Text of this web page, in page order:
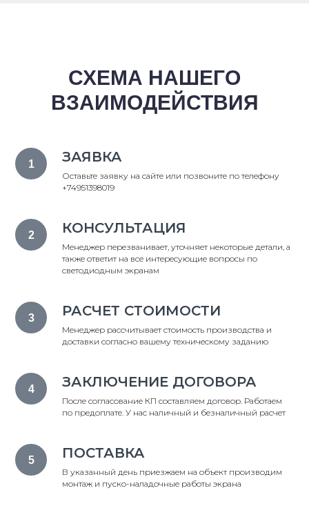
СХЕМА НАШЕГО
ВЗАИМОДЕЙСТВИЯ
ЗАЯВКА
Оставьте заявку на сайте или позвоните по телефону
+74951398019
КОНСУЛЬТАЦИЯ
Менеджер перезванивает, уточняет некоторые детали, а
также ответит на все интересующие вопросы по
светодиодным экранам
РАСЧЕТ СТОИМОСТИ
Менеджер рассчитывает стоимость производства и
доставки согласно вашему техническому заданию
ЗАКЛЮЧЕНИЕ ДОГОВОРА
После согласование КП составляем договор. Работаем
по предоплате. У нас наличный и безналичный расчет
ПОСТАВКА
В указанный день приезжаем на объект производим
монтаж и пуско-наладочные работы экрана